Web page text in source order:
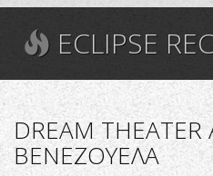
ECLIPSE
DREAM
ΒΕΝΕΖΟΥΕΛΑ